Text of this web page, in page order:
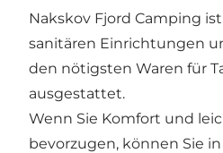
Nakskov Fjord Camping
sanitären Einrichtungen
den nötigsten Waren für
ausgestattet.
Wenn Sie Komfort und
bevorzugen, können Sie